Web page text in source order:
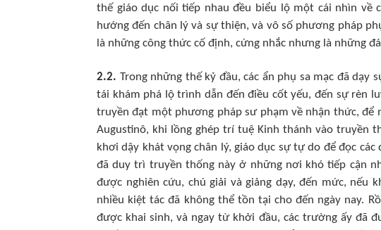
thế giáo dục nối tiếp nhau đều biểu lộ một cái nhìn về
hướng đến chân lý và sự thiện, và vô số phương pháp
là những công thức cố định, cứng nhắc nhưng là những
2.2. Trong những thế kỷ đầu, các ẩn phụ sa mạc đã dạy
tái khám phá lộ trình dẫn đến điều cốt yếu, đến sự rèn
truyền đạt một phương pháp sư phạm về nhận thức, để
Augustinô, khi lồng ghép trí tuệ Kinh thánh vào truyền
khơi dậy khát vọng chân lý, giáo dục sự tự do để đọc
đã duy trì truyền thống này ở những nơi khó tiếp cận
được nghiên cứu, chú giải và giảng dạy, đến mức, nếu
nhiều kiệt tác đã không thể tồn tại cho đến ngày nay.
được khai sinh, và ngay từ khởi đầu, các trường ấy đã